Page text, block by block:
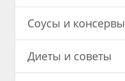
Соусы и консервы
Диеты и советы